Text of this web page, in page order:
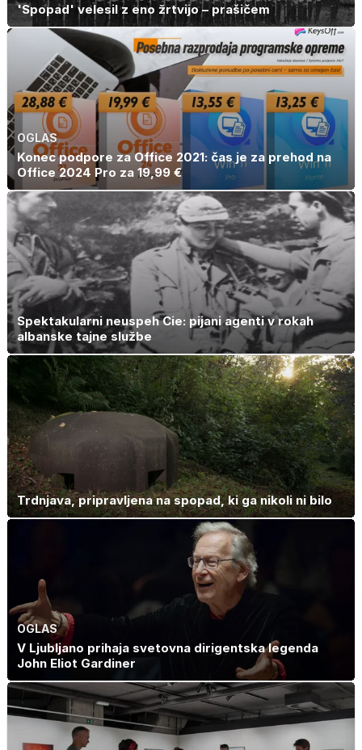
'Spopad' velesil z eno žrtvijo – prašičem
OGLAS
Konec podpore za Office 2021: čas je za prehod na
Office 2024 Pro za 19,99 €
Spektakularni neuspeh Cie: pijani agenti v rokah
albanske tajne službe
Trdnjava, pripravljena na spopad, ki ga nikoli ni bilo
OGLAS
V Ljubljano prihaja svetovna dirigentska legenda
John Eliot Gardiner